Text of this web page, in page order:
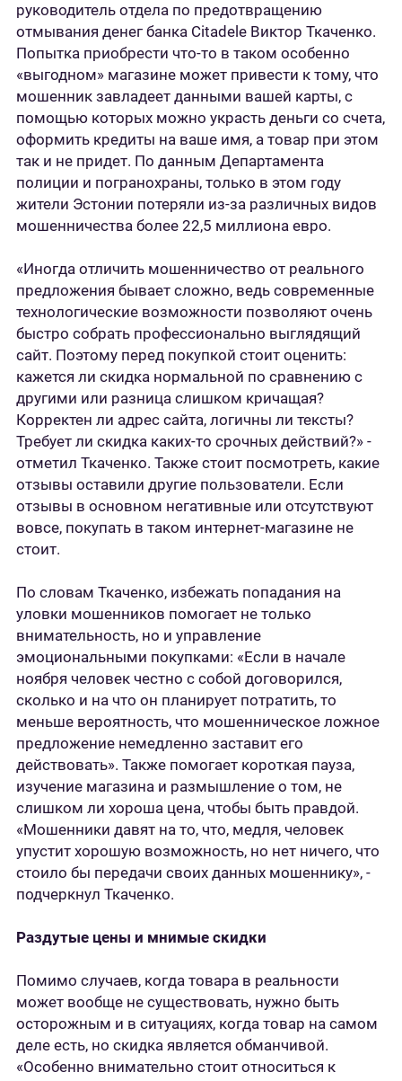
руководитель отдела по предотвращению
отмывания денег банка Citadele Виктор Ткаченко.
Попытка приобрести что-то в таком особенно
«выгодном» магазине может привести к тому, что
мошенник завладеет данными вашей карты, с
помощью которых можно украсть деньги со счета,
оформить кредиты на ваше имя, а товар при этом
так и не придет. По данным Департамента
полиции и погранохраны, только в этом году
жители Эстонии потеряли из-за различных видов
мошенничества более 22,5 миллиона евро.
«Иногда отличить мошенничество от реального
предложения бывает сложно, ведь современные
технологические возможности позволяют очень
быстро собрать профессионально выглядящий
сайт. Поэтому перед покупкой стоит оценить:
кажется ли скидка нормальной по сравнению с
другими или разница слишком кричащая?
Корректен ли адрес сайта, логичны ли тексты?
Требует ли скидка каких-то срочных действий?» -
отметил Ткаченко. Также стоит посмотреть, какие
отзывы оставили другие пользователи. Если
отзывы в основном негативные или отсутствуют
вовсе, покупать в таком интернет-магазине не
стоит.
По словам Ткаченко, избежать попадания на
уловки мошенников помогает не только
внимательность, но и управление
эмоциональными покупками: «Если в начале
ноября человек честно с собой договорился,
сколько и на что он планирует потратить, то
меньше вероятность, что мошенническое ложное
предложение немедленно заставит его
действовать». Также помогает короткая пауза,
изучение магазина и размышление о том, не
слишком ли хороша цена, чтобы быть правдой.
«Мошенники давят на то, что, медля, человек
упустит хорошую возможность, но нет ничего, что
стоило бы передачи своих данных мошеннику», -
подчеркнул Ткаченко.
Раздутые цены и мнимые скидки
Помимо случаев, когда товара в реальности
может вообще не существовать, нужно быть
осторожным и в ситуациях, когда товар на самом
деле есть, но скидка является обманчивой.
«Особенно внимательно стоит относиться к